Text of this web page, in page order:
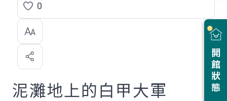
開館狀態
點
選
喜
歡
0
泥灘地上的白甲大軍